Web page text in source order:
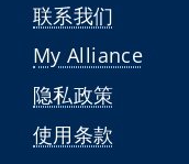
联系我们
My Alliance
隐私政策
使用条款